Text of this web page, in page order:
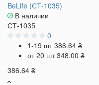
BeLife (СТ-1035)
В наличии
СТ-1035
0
1-19 шт386.64 ₴
от 20 шт348.00 ₴
386.64 ₴